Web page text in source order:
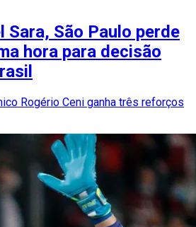
Sara, São Paulo perde
hora para decisão
Rogério Ceni ganha três reforços